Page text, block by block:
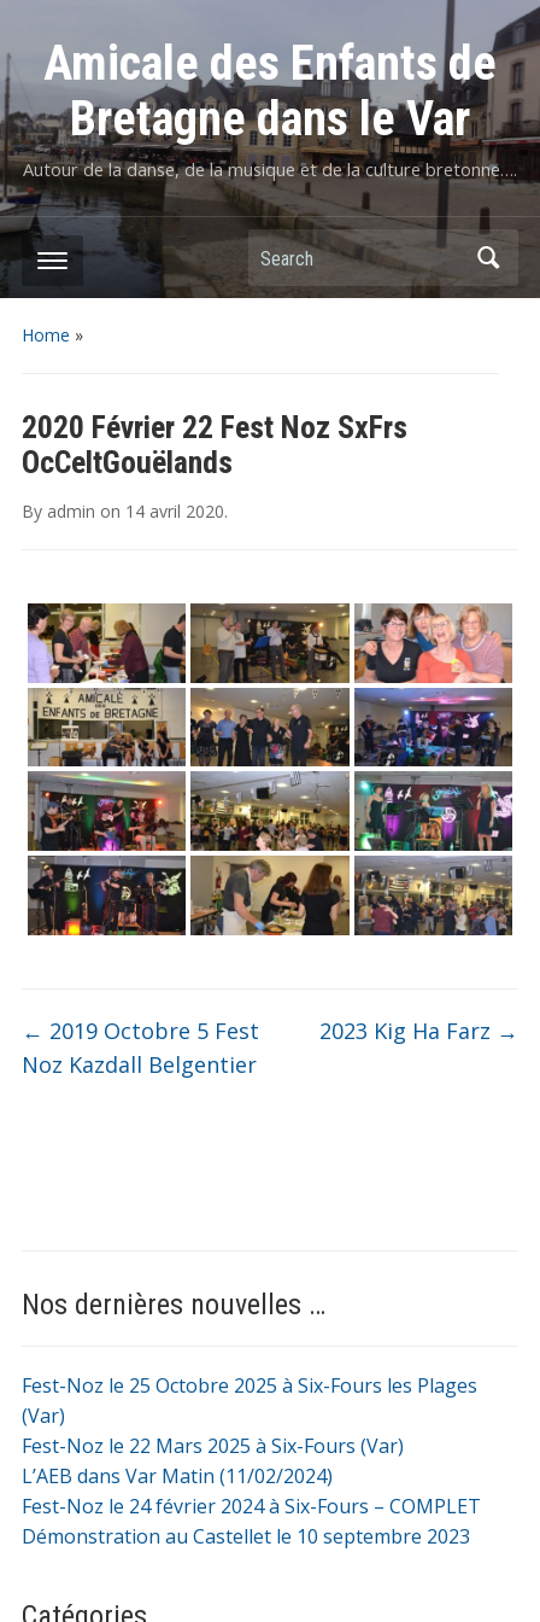
Amicale des Enfants de
Bretagne dans le Var
Autour de la danse, de la musique et de la culture bretonne….
Home »
2020 Février 22 Fest Noz SxFrs
OcCeltGouëlands
By admin on 14 avril 2020.
← 2019 Octobre 5 Fest
Noz Kazdall Belgentier
2023 Kig Ha Farz →
Nos dernières nouvelles …
Fest-Noz le 25 Octobre 2025 à Six-Fours les Plages
(Var)
Fest-Noz le 22 Mars 2025 à Six-Fours (Var)
L’AEB dans Var Matin (11/02/2024)
Fest-Noz le 24 février 2024 à Six-Fours – COMPLET
Démonstration au Castellet le 10 septembre 2023